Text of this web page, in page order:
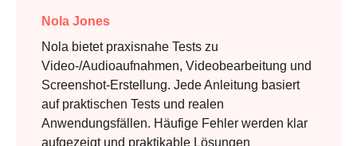
Nola Jones
Nola bietet praxisnahe Tests zu
Video-/Audioaufnahmen, Videobearbeitung und
Screenshot-Erstellung. Jede Anleitung basiert
auf praktischen Tests und realen
Anwendungsfällen. Häufige Fehler werden klar
aufgezeigt und praktikable Lösungen